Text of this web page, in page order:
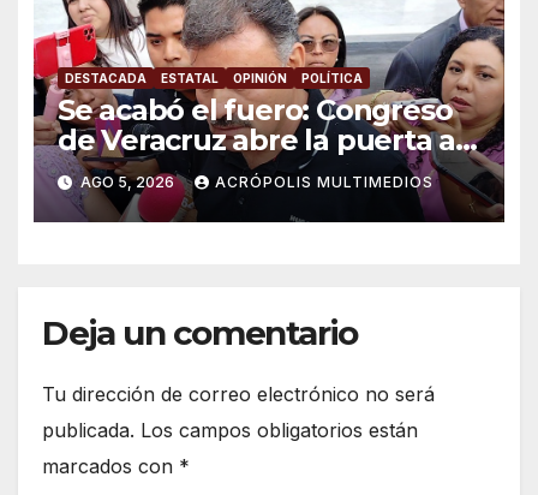
DESTACADA ESTATAL OPINIÓN POLÍTICA
Se acabó el fuero: Congreso
de Veracruz abre la puerta a
proceso penal contra alcalde
de Úrsulo Galván
AGO 5, 2026 ACRÓPOLIS MULTIMEDIOS
Deja un comentario
Tu dirección de correo electrónico no será
publicada. Los campos obligatorios están
marcados con *